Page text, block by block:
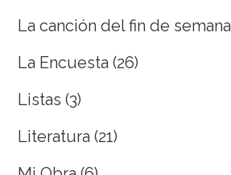
La canción del fin de semana
La Encuesta (26)
Listas (3)
Literatura (21)